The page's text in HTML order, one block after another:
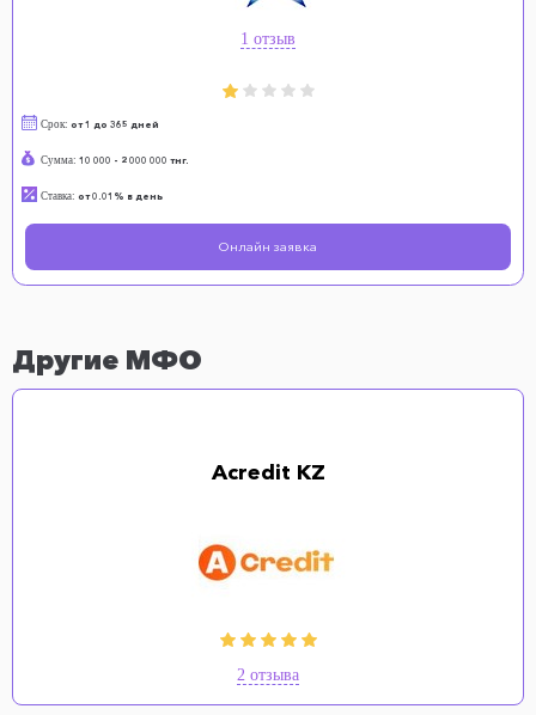
1 отзыв
Срок: от 1 до 365 дней
Сумма: 10 000 - 2 000 000 тнг.
Ставка: от 0.01% в день
Онлайн заявка
Другие МФО
Acredit KZ
2 отзыва